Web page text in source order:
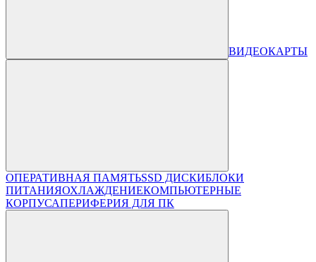
ВИДЕОКАРТЫ
ОПЕРАТИВНАЯ ПАМЯТЬSSD ДИСКИБЛОКИ
ПИТАНИЯОХЛАЖДЕНИЕКОМПЬЮТЕРНЫЕ
КОРПУСАПЕРИФЕРИЯ ДЛЯ ПК